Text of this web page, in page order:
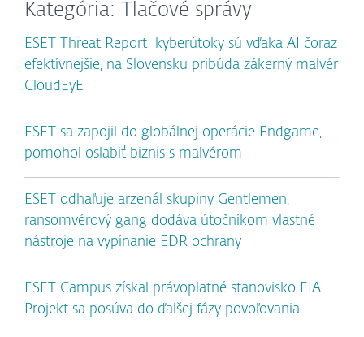
Kategória: Tlačové správy
ESET Threat Report: kyberútoky sú vďaka AI čoraz
efektívnejšie, na Slovensku pribúda zákerný malvér
CloudEyE
ESET sa zapojil do globálnej operácie Endgame,
pomohol oslabiť biznis s malvérom
ESET odhaľuje arzenál skupiny Gentlemen,
ransomvérový gang dodáva útočníkom vlastné
nástroje na vypínanie EDR ochrany
ESET Campus získal právoplatné stanovisko EIA.
Projekt sa posúva do ďalšej fázy povoľovania